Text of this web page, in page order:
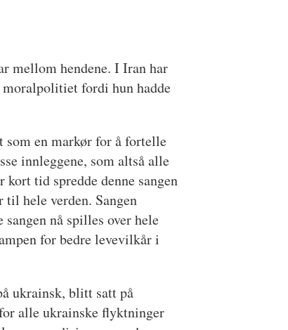
mellom hendene. IIran har
fordi hun hadde
som en markør for å fortelle
innleggene, som altså alle
tid spredde denne sangen
hele verden. Sangen
nå spilles over hele
for bedre levevilkår i
ukrainsk, blitt satt på
alle ukrainske flyktninger